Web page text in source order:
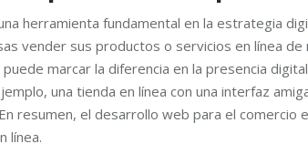
herramienta fundamental en la estrategia
vender sus productos o servicios en línea
marcar la diferencia en la presencia
una tienda en línea con una interfaz
resumen, el desarrollo web para el
línea.